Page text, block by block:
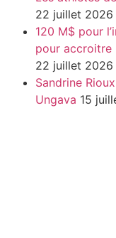
22 juillet 2026
120 M$ pour
pour
22 juillet 2026
Sandrine
Ungava 15